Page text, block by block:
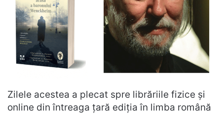
Zilele acestea a plecat spre librăriile fizice și
online din întreaga țară ediția în limba română